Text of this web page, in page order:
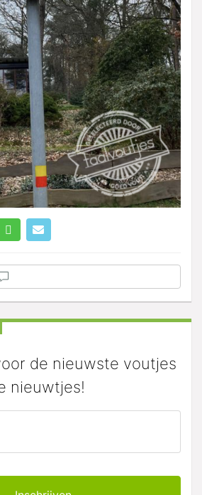
de nieuwste voutjes
nieuwtjes!